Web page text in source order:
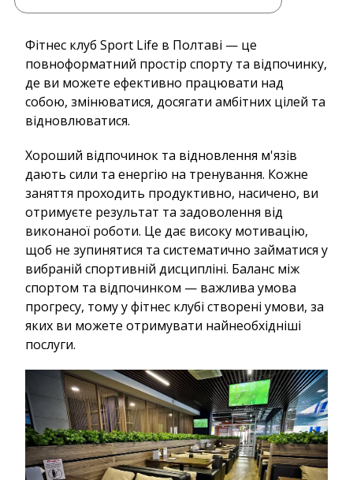
Фітнес клуб Sport Life в Полтаві — це
повноформатний простір спорту та відпочинку,
де ви можете ефективно працювати над
собою, змінюватися, досягати амбітних цілей та
відновлюватися.
Хороший відпочинок та відновлення м'язів
дають сили та енергію на тренування. Кожне
заняття проходить продуктивно, насичено, ви
отримуєте результат та задоволення від
виконаної роботи. Це дає високу мотивацію,
щоб не зупинятися та систематично займатися у
вибраній спортивній дисципліні. Баланс між
спортом та відпочинком — важлива умова
прогресу, тому у фітнес клубі створені умови, за
яких ви можете отримувати найнеобхідніші
послуги.